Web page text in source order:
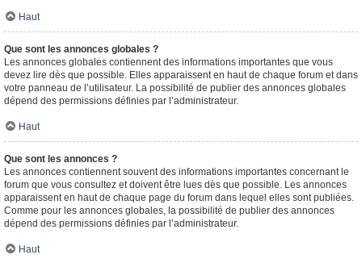
Haut
Que sont les annonces globales ?
Les annonces globales contiennent des informations importantes que vous
devez lire dès que possible. Elles apparaissent en haut de chaque forum et dans
votre panneau de l’utilisateur. La possibilité de publier des annonces globales
dépend des permissions définies par l’administrateur.
Haut
Que sont les annonces ?
Les annonces contiennent souvent des informations importantes concernant le
forum que vous consultez et doivent être lues dès que possible. Les annonces
apparaissent en haut de chaque page du forum dans lequel elles sont publiées.
Comme pour les annonces globales, la possibilité de publier des annonces
dépend des permissions définies par l’administrateur.
Haut